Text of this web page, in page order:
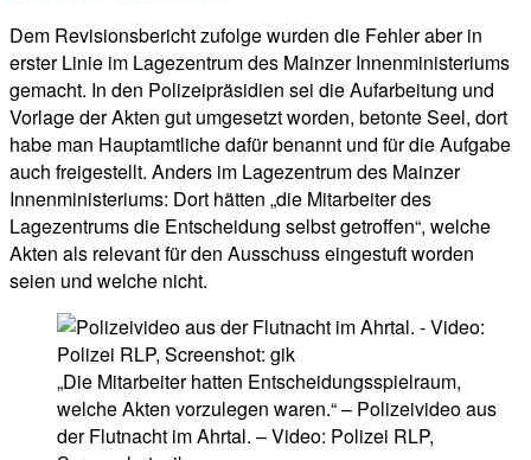
Dem Revisionsbericht zufolge wurden die Fehler aber in
erster Linie im Lagezentrum des Mainzer Innenministeriums
gemacht. In den Polizeipräsidien sei die Aufarbeitung und
Vorlage der Akten gut umgesetzt worden, betonte Seel, dort
habe man Hauptamtliche dafür benannt und für die Aufgabe
auch freigestellt. Anders im Lagezentrum des Mainzer
Innenministeriums: Dort hätten „die Mitarbeiter des
Lagezentrums die Entscheidung selbst getroffen“, welche
Akten als relevant für den Ausschuss eingestuft worden
seien und welche nicht.
„Die Mitarbeiter hatten Entscheidungsspielraum,
welche Akten vorzulegen waren.“ – Polizeivideo aus
der Flutnacht im Ahrtal. – Video: Polizei RLP,